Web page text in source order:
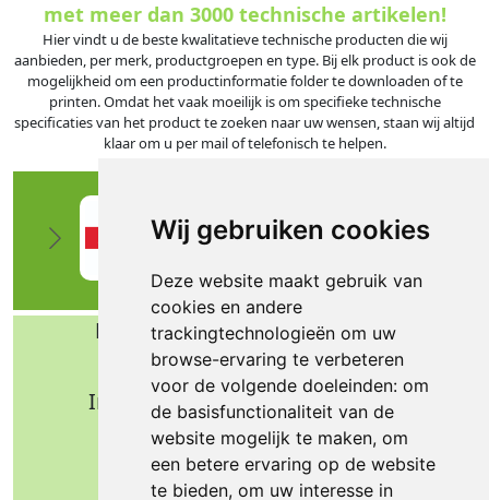
Wij gebruiken cookies
Deze website maakt gebruik van
cookies en andere
trackingtechnologieën om uw
browse-ervaring te verbeteren
voor de volgende doeleinden: om
de basisfunctionaliteit van de
website mogelijk te maken, om
een betere ervaring op de website
te bieden, om uw interesse in
met meer dan 3000 technische artikelen!
Hier vindt u de beste kwalitatieve technische producten die wij
aanbieden, per merk, productgroepen en type. Bij elk product is ook de
mogelijkheid om een productinformatie folder te downloaden of te
printen. Omdat het vaak moeilijk is om specifieke technische
specificaties van het product te zoeken naar uw wensen, staan wij altijd
klaar om u per mail of telefonisch te helpen.
Bafa b.v. Technische import
Nijverheidsweg 11
Industrieterrein Verheulsweide
7005 AS Doetinchem
Tel.: +31 (0)314 344 342